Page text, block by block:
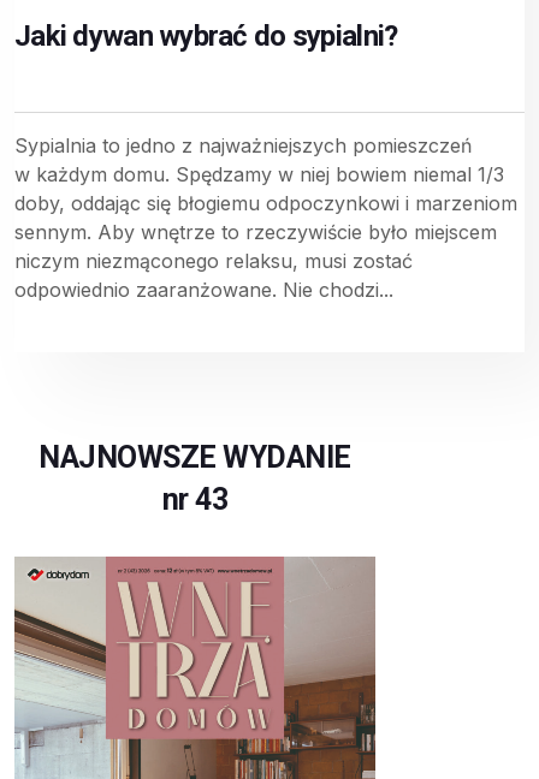
Jaki dywan wybrać do sypialni?
Sypialnia to jedno z najważniejszych pomieszczeń
w każdym domu. Spędzamy w niej bowiem niemal 1/3
doby, oddając się błogiemu odpoczynkowi i marzeniom
sennym. Aby wnętrze to rzeczywiście było miejscem
niczym niezmąconego relaksu, musi zostać
odpowiednio zaaranżowane. Nie chodzi...
NAJNOWSZE WYDANIE
nr 43